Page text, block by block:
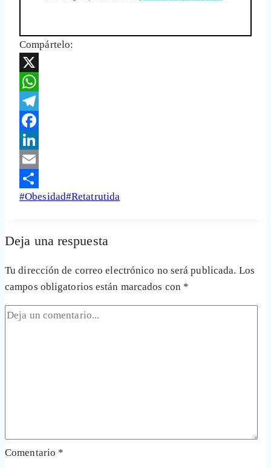
Compártelo:
X
WhatsApp
Telegram
Facebook
LinkedIn
Email
Share
Etiquetas
entrada:
#Obesidad#Retatrutida
Deja una respuesta
Tu dirección de correo electrónico no será publicada. Los
campos obligatorios están marcados con *
Comentario *